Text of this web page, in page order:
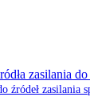
zasilania
źródeł zasilania